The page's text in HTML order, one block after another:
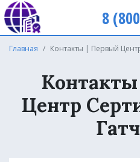
8
Главная Контакты | Первый
Центр